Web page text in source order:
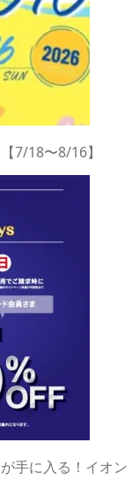
7/18〜8/16】
手に入る！イオン